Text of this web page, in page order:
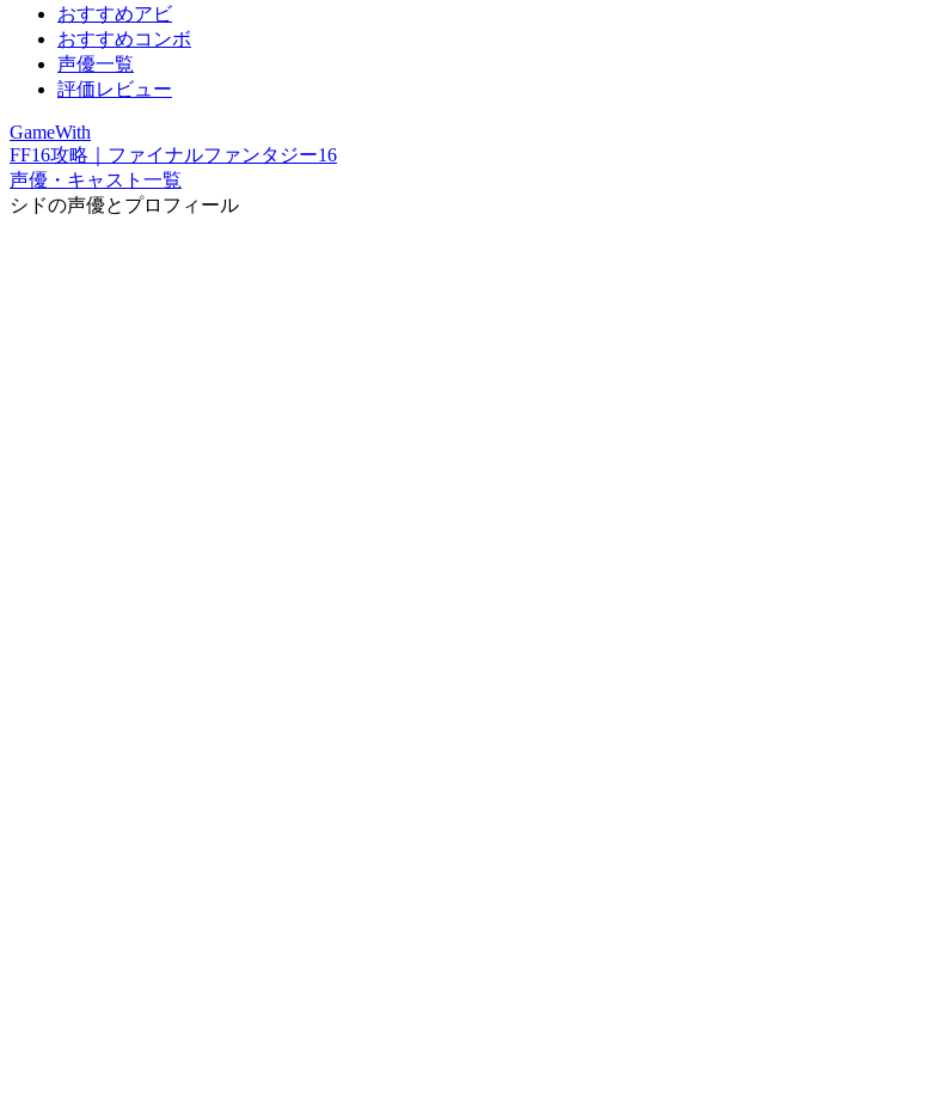
おすすめアビ
おすすめコンボ
声優一覧
評価レビュー
GameWith
FF16攻略｜ファイナルファンタジー16
声優・キャスト一覧
シドの声優とプロフィール